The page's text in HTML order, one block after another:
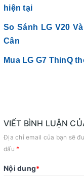
hiện tại
So Sánh LG V20
Cân
Mua LG G7 ThinQ
VIẾT BÌNH LUẬN
Địa chỉ email của bạn sẽ
dấu *
Nội dung*